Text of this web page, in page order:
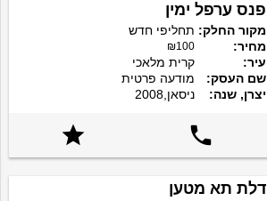
פנס ערפל ימין
מקור החלק: תחליפי חדש
מחיר:
₪100
עיר:
קרית מלאכי
שם העסק:
מודעה פרטית
יצרן, שנה:
ניסאן,2008


דלת תא מטען